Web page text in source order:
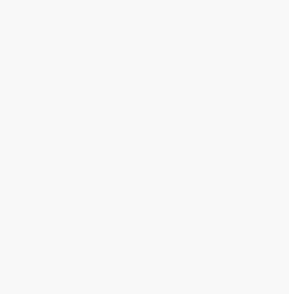
outdoor aréně Kaiserwinkl
údolí a nechává zářit čtyři obce
Kössen,…